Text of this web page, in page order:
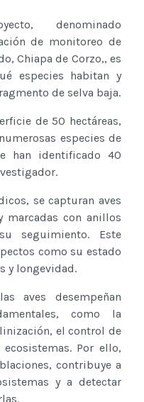
denominado
de monitoreo de
Chiapa de Corzo,, es
especies habitan y
de selva baja.
de 50 hectáreas,
especies de
han identificado 40
se capturan aves
marcadas con anillos
seguimiento. Este
como su estado
y longevidad.
aves desempeñan
como la
el control de
Por ello,
contribuye a
y a detectar